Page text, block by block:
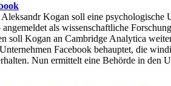
Kogan soll eine psychologische
als wissenschaftliche
soll Kogan an Cambridge Analytica
Facebook behauptet, die
Nun ermittelt eine Behörde in den